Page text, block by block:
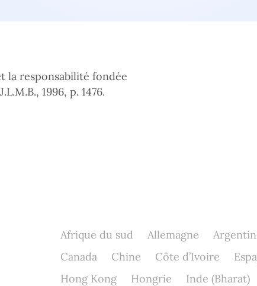
la responsabilité fondée
1996, p. 1476.
Afrique du sud Allemagne
Canada
Chine Côte d’Ivoire
Hong Kong
Hongrie Inde (Bharat)